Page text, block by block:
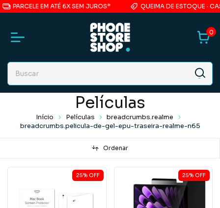
PARCELE EM ATÉ 6X SEM JUROS* QUEIMA DE ESTOQUE ·
0
Películas
Início Películas
breadcrumbs.realme
breadcrumbs.pelicula-de-gel-epu-traseira-realme-n65
Ordenar
25% OFF 25% OFF